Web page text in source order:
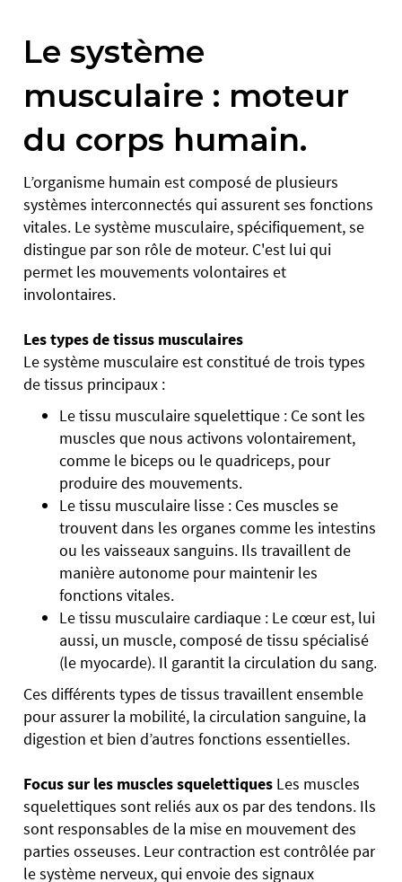
Le système
musculaire : moteur
du corps humain.
L’organisme humain est composé de plusieurs
systèmes interconnectés qui assurent ses fonctions
vitales. Le système musculaire, spécifiquement, se
distingue par son rôle de moteur. C'est lui qui
permet les mouvements volontaires et
involontaires.
Les types de tissus musculaires
Le système musculaire est constitué de trois types
de tissus principaux :
Le tissu musculaire squelettique : Ce sont les
muscles que nous activons volontairement,
comme le biceps ou le quadriceps, pour
produire des mouvements.
Le tissu musculaire lisse : Ces muscles se
trouvent dans les organes comme les intestins
ou les vaisseaux sanguins. Ils travaillent de
manière autonome pour maintenir les
fonctions vitales.
Le tissu musculaire cardiaque : Le cœur est, lui
aussi, un muscle, composé de tissu spécialisé
(le myocarde). Il garantit la circulation du sang.
Ces différents types de tissus travaillent ensemble
pour assurer la mobilité, la circulation sanguine, la
digestion et bien d’autres fonctions essentielles.
Focus sur les muscles squelettiques Les muscles
squelettiques sont reliés aux os par des tendons. Ils
sont responsables de la mise en mouvement des
parties osseuses. Leur contraction est contrôlée par
le système nerveux, qui envoie des signaux